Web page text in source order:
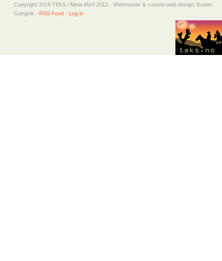
Copyright 2019 TEKS / Meta.Morf 2012 · Webmaster & custom web design: Espen
Gangvik · RSS Feed · Log in